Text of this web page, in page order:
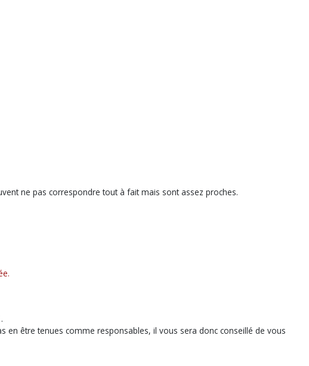
ne pas correspondre tout à fait mais sont assez proches.
être tenues comme responsables, il vous sera donc conseillé de vous